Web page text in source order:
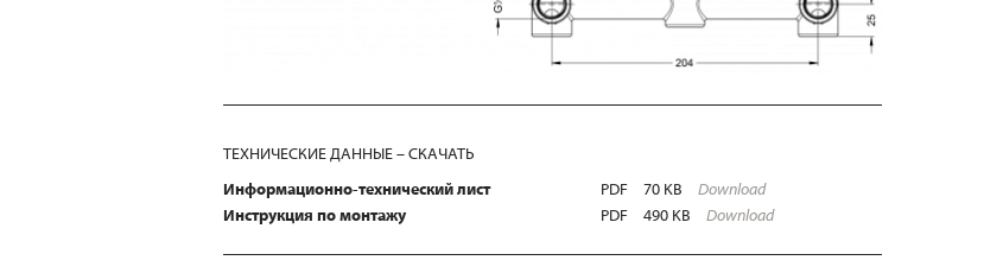
ТЕХНИЧЕСКИЕ ДАННЫЕ – СКАЧАТЬ
Информационно-технический лист
PDF 70 KB
Download
Инструкция по монтажу
PDF 490 KB Download